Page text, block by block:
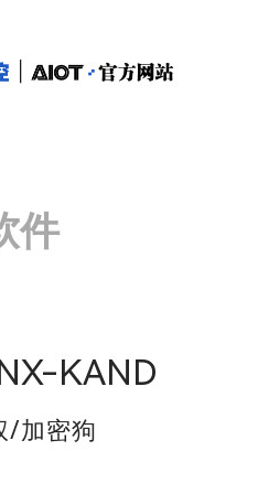
件
KAND
/加密狗